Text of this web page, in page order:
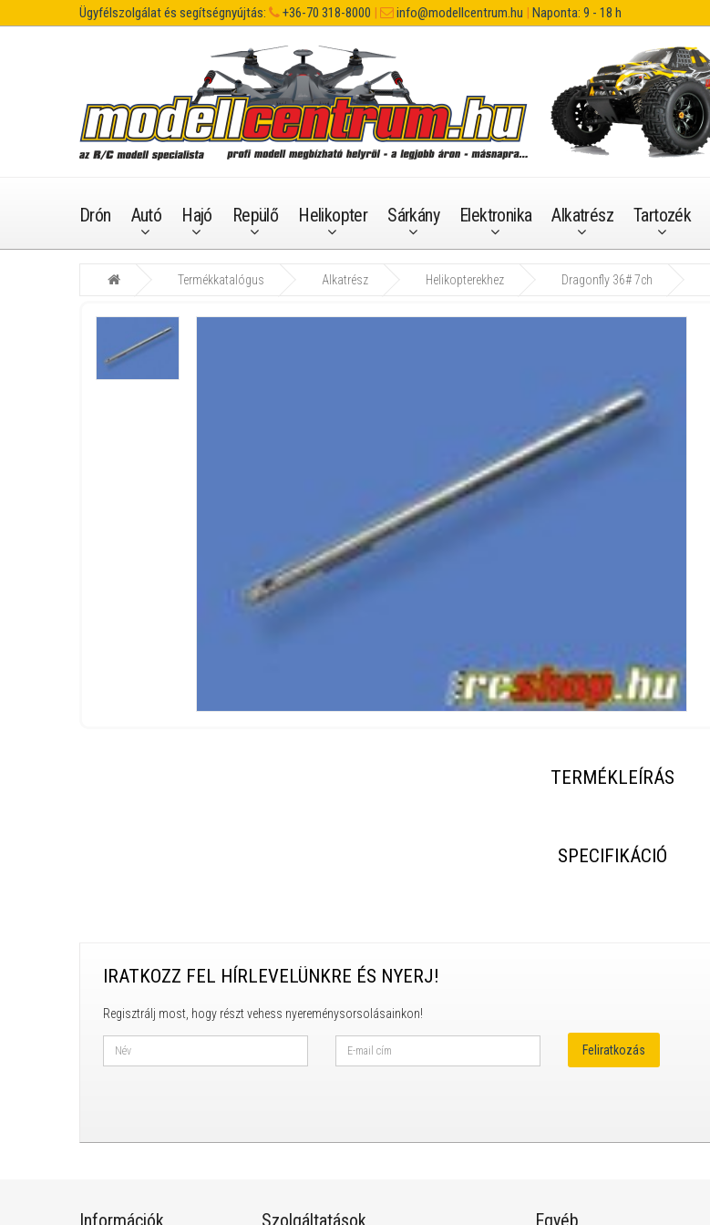
Ügyfélszolgálat és segítségnyújtás: +36-70 318-8000 | info@modellcentrum.hu | Naponta: 9 - 18 h
Drón Autó Hajó Repülő Helikopter Sárkány Elektronika Alkatrész Tartozék
Termékkatalógus Alkatrész Helikopterekhez Dragonfly 36# 7ch
TERMÉKLEÍRÁS
SPECIFIKÁCIÓ
IRATKOZZ FEL HÍRLEVELÜNKRE ÉS NYERJ!
Regisztrálj most, hogy részt vehess nyereménysorsolásainkon!